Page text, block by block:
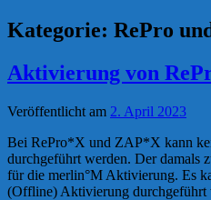
Kategorie: RePro
Aktivierung von
Veröffentlicht am 2. April 2023
Bei RePro*X und ZAP*X kann
durchgeführt werden. Der damals
für die merlin°M Aktivierung. Es
(Offline) Aktivierung